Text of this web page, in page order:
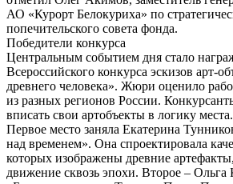
АО «Курорт Белокуриха» по
попечительского совета фонда.
Победители конкурса
Центральным событием дня стало
Всероссийского конкурса эскизов арт-
древнего человека». Жюри оценило
из разных регионов России.
вписать свои артобъекты в логику места.
Первое место заняла Екатерина
над временем». Она спроектировала
которых изображены древние
движение сквозь эпохи. Второе – Ольга